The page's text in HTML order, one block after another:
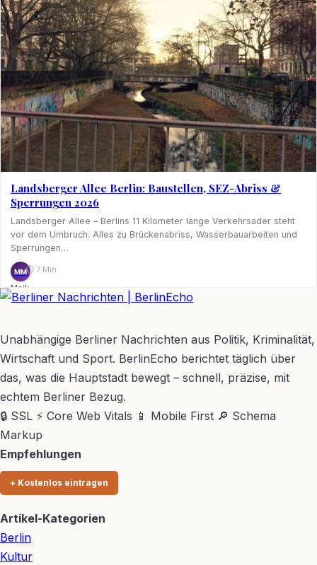
Landsberger Allee Berlin: Baustellen, SEZ-Abriss &
Sperrungen 2026
Landsberger Allee – Berlins 11 Kilometer lange Verkehrsader steht
vor dem Umbruch. Alles zu Brückenabriss, Wasserbauarbeiten und
Sperrungen…
MM
Maik
Möhring
⏱ 7 Min.
Unabhängige Berliner Nachrichten aus Politik, Kriminalität,
Wirtschaft und Sport. BerlinEcho berichtet täglich über
das, was die Hauptstadt bewegt – schnell, präzise, mit
echtem Berliner Bezug.
🔒 SSL ⚡ Core Web Vitals 📱 Mobile First 🔎 Schema
Markup
Empfehlungen
+ Kostenlos eintragen
Artikel-Kategorien
Berlin
Kultur